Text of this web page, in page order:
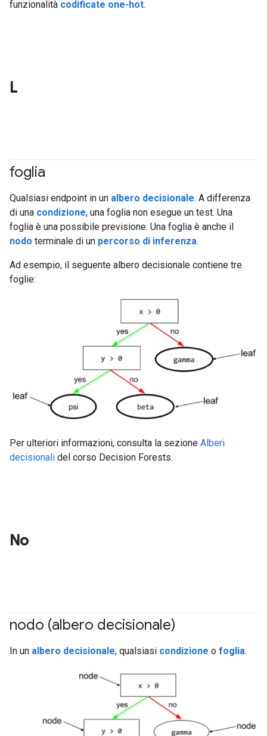
funzionalità codificate one-hot.
L
foglia
Qualsiasi endpoint in un albero decisionale. A differenza
di una condizione, una foglia non esegue un test. Una
foglia è una possibile previsione. Una foglia è anche il
nodo terminale di un percorso di inferenza.
Ad esempio, il seguente albero decisionale contiene tre
foglie:
Per ulteriori informazioni, consulta la sezione Alberi
decisionali del corso Decision Forests.
No
nodo (albero decisionale)
In un albero decisionale, qualsiasi condizione o foglia.